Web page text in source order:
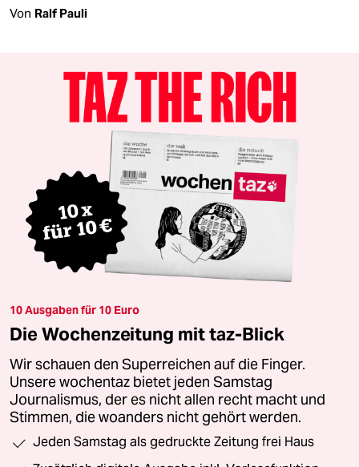
Von Ralf Pauli
10 Ausgaben für 10 Euro
Die Wochenzeitung mit taz-Blick
Wir schauen den Superreichen auf die Finger.
Unsere wochentaz bietet jeden Samstag
Journalismus, der es nicht allen recht macht und
Stimmen, die woanders nicht gehört werden.
Jeden Samstag als gedruckte Zeitung frei Haus